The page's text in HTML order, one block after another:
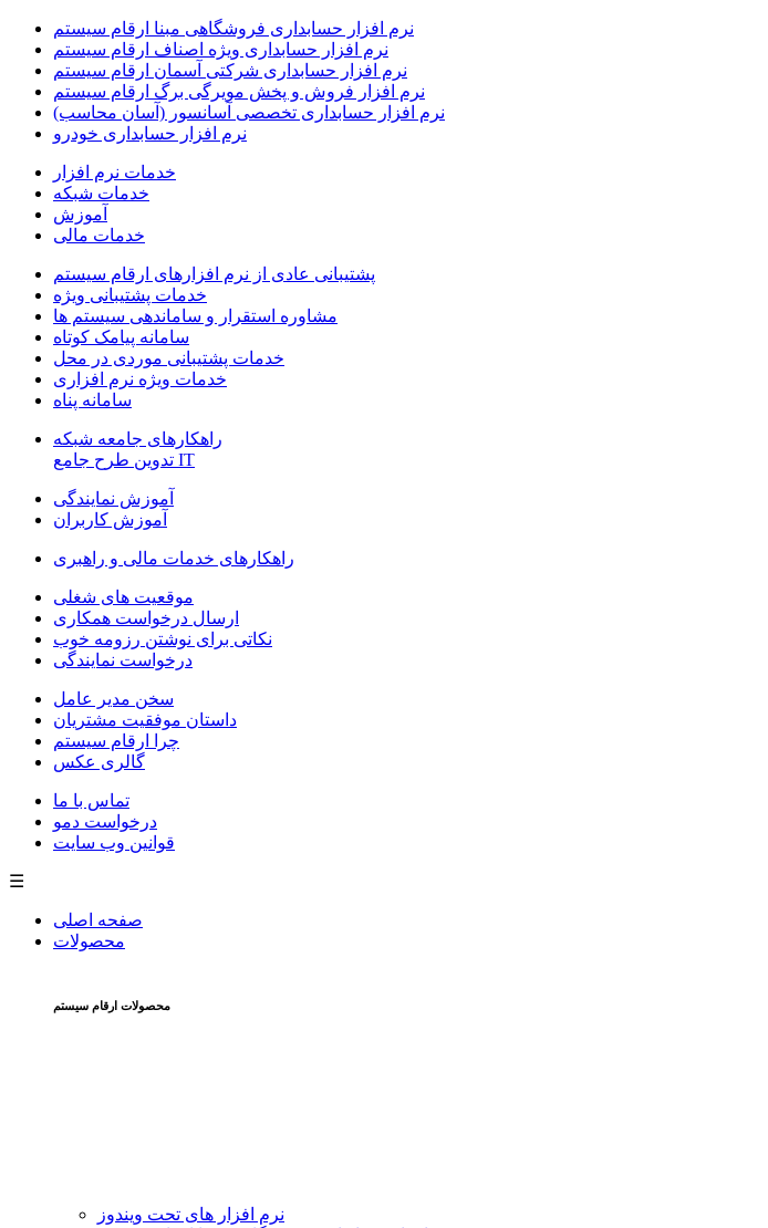
نرم افزار حسابداری فروشگاهی مبنا ارقام سیستم
نرم افزار حسابداری ویژه اصناف ارقام سیستم
نرم افزار حسابداری شرکتی آسمان ارقام سیستم
نرم افزار فروش و پخش مویرگی برگ ارقام سیستم
نرم افزار حسابداری تخصصی آسانسور (آسان محاسب)
نرم افزار حسابداری خودرو
خدمات نرم افزار
خدمات شبکه
آموزش
خدمات مالی
پشتیبانی عادی از نرم افزارهای ارقام سیستم
خدمات پشتیبانی ویژه
مشاوره استقرار و ساماندهی سیستم ها
سامانه پیامک کوتاه
خدمات پشتیبانی موردی در محل
خدمات ویژه نرم افزاری
سامانه پناه
راهکارهای جامعه شبکه
IT تدوین طرح جامع
آموزش نمایندگی
آموزش کاربران
راهکارهای خدمات مالی و راهبری
موقعیت های شغلی
ارسال درخواست همکاری
نکاتی برای نوشتن رزومه خوب
درخواست نمایندگی
سخن مدیر عامل
داستان موفقیت مشتریان
چرا ارقام سیستم
گالری عکس
تماس با ما
درخواست دمو
قوانین وب سایت
☰
صفحه اصلی
محصولات
محصولات ارقام سیستم
نرم افزار های تحت ویندوز